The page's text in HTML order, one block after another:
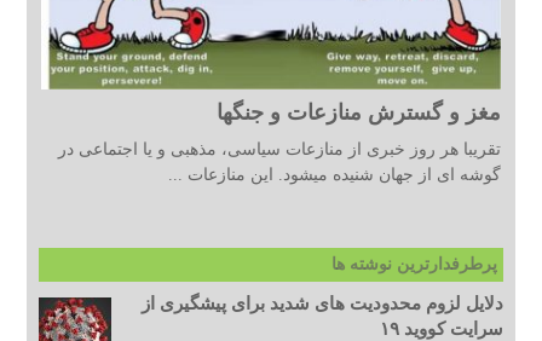
مغز و گسترش منازعات و جنگها
تقریبا هر روز خبری از منازعات سیاسی، مذهبی و یا اجتماعی در
گوشه ای از جهان شنیده میشود. این منازعات ...
پرطرفدارترین نوشته ها
دلایل لزوم محدودیت های شدید برای پیشگیری از
سرایت کووید ۱۹